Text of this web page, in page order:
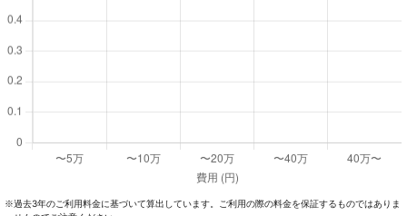
※過去3年のご利⽤料⾦に基づいて算出しています。ご利⽤の際の料⾦を保証するものではありま